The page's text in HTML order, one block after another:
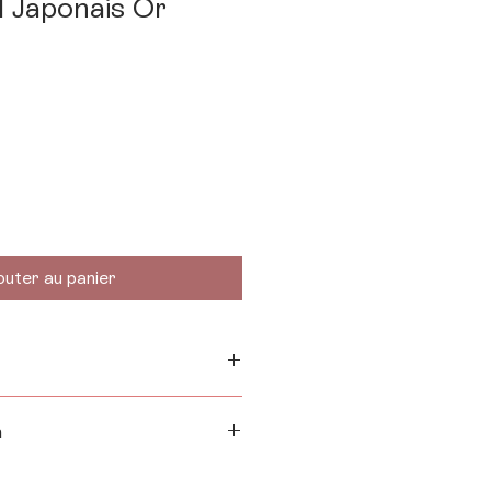
Japonais Or
au panier